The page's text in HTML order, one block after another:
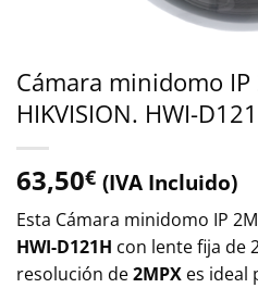
Cámara minidomo
HIKVISION. HWI-
63,50€ (IVA Incluido)
Esta Cámara minidomo IP
HWI-D121H con lente fija de
resolución de2MPX es ideal